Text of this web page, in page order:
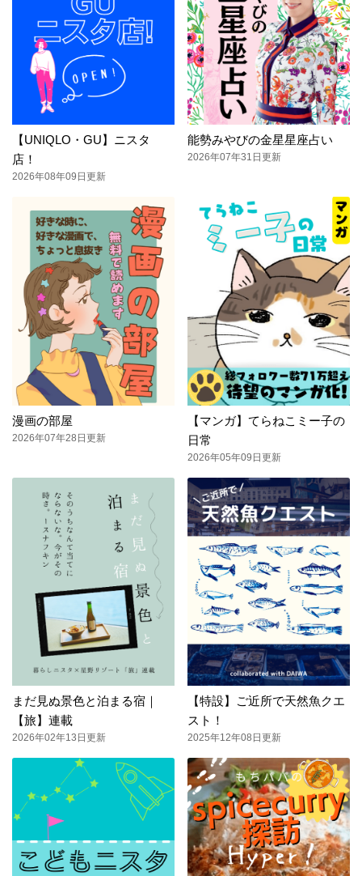
【UNIQLO・GU】ニスタ
店！
2026年08年09日更新
能勢みやびの金星星座占い
2026年07年31日更新
漫画の部屋
2026年07年28日更新
【マンガ】てらねこミー子の
日常
2026年05年09日更新
まだ見ぬ景色と泊まる宿｜
【旅】連載
2026年02年13日更新
【特設】ご近所で天然魚クエ
スト！
2025年12年08日更新